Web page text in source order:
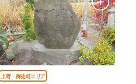
上野・御徒町エリア